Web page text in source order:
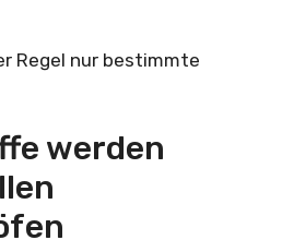
Regel nur bestimmte
werden